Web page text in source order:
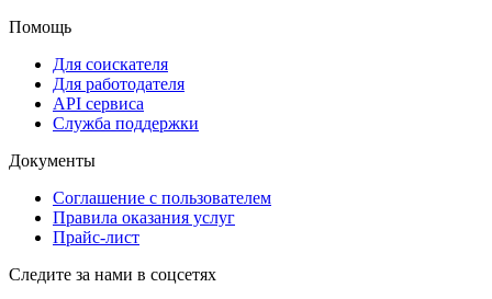
Помощь
Для соискателя
Для работодателя
API сервиса
Служба поддержки
Документы
Соглашение с пользователем
Правила оказания услуг
Прайс-лист
Следите за нами в соцсетях